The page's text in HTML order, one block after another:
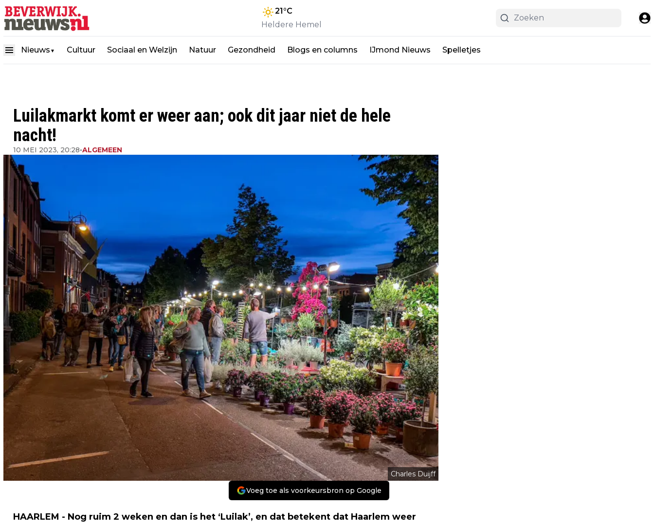
21°C
Heldere Hemel
Nieuws ▼ Cultuur Sociaal en Welzijn Natuur Gezondheid Blogs en columns IJmond Nieuws Spelletjes
Luilakmarkt komt er weer aan; ook dit jaar niet de hele
nacht!
10 MEI 2023, 20:28•ALGEMEEN
Charles Duijff
Voeg toe als voorkeursbron op Google
HAARLEM - Nog ruim 2 weken en dan is het ‘Luilak’, en dat betekent dat Haarlem weer